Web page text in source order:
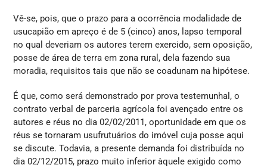
Vê-se, pois, que o prazo para a ocorrência modalidade de
usucapião em apreço é de 5 (cinco) anos, lapso temporal
no qual deveriam os autores terem exercido, sem oposição,
posse de área de terra em zona rural, dela fazendo sua
moradia, requisitos tais que não se coadunam na hipótese.
É que, como será demonstrado por prova testemunhal, o
contrato verbal de parceria agrícola foi avençado entre os
autores e réus no dia 02/02/2011, oportunidade em que os
réus se tornaram usufrutuários do imóvel cuja posse aqui
se discute. Todavia, a presente demanda foi distribuída no
dia 02/12/2015, prazo muito inferior àquele exigido como